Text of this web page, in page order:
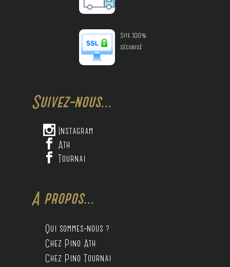
Site 100%
sécurisé
Suivez-nous...
 Instagram
 Ath
 Tournai
A propos...
Qui sommes-nous ?
Chez Pino Ath
Chez Pino Tournai